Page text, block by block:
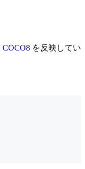
COCO8 を反映してい